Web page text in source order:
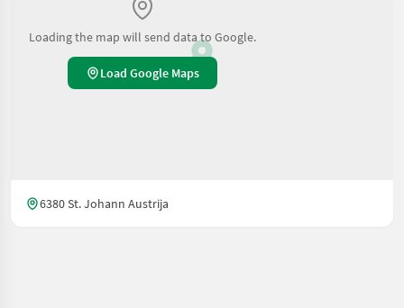
Loading the map will send data to Google.
Load Google Maps
6380 St. Johann Austrija